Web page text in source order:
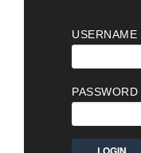
USERNAME
PASSWORD